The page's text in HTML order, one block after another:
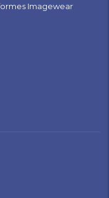
Imagewear